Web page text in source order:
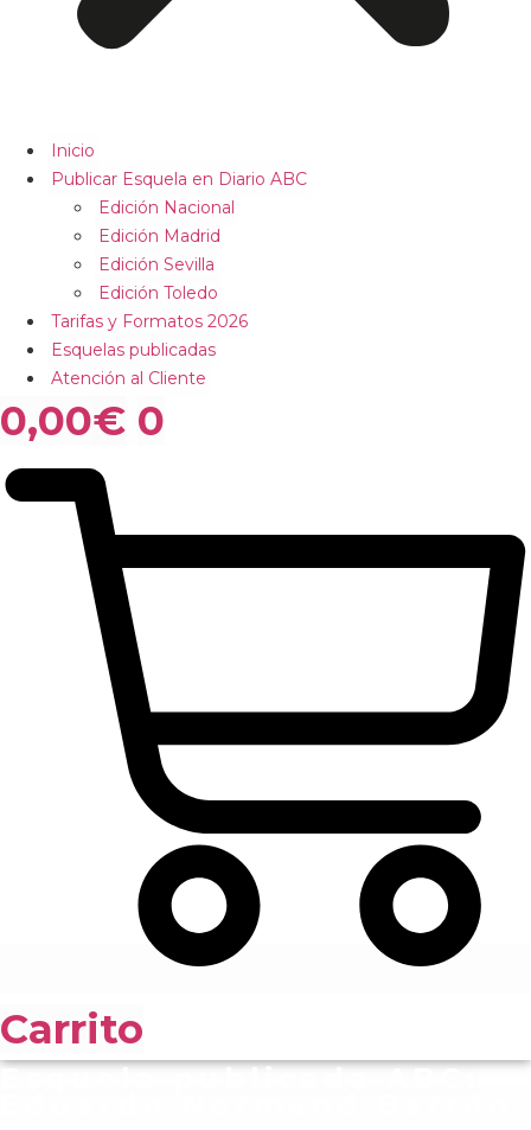
Inicio
Publicar Esquela en Diario ABC
Edición Nacional
Edición Madrid
Edición Sevilla
Edición Toledo
Tarifas y Formatos 2026
Esquelas publicadas
Atención al Cliente
0,00€ 0
Carrito